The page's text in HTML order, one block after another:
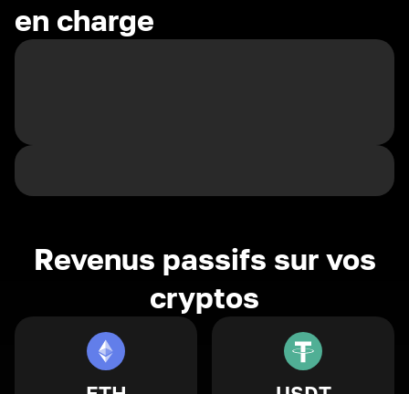
en charge
Revenus passifs sur vos
cryptos